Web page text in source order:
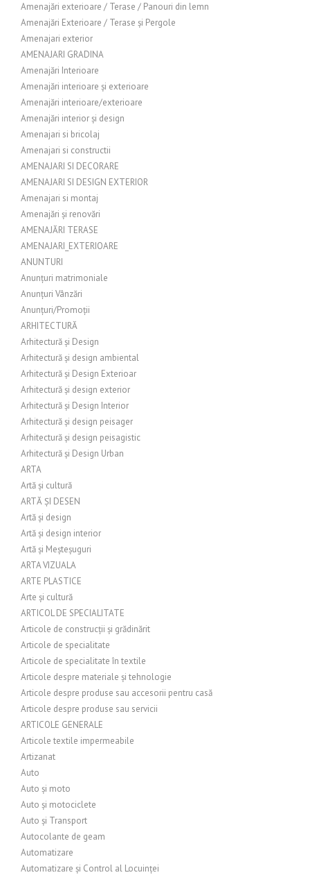
Amenajări exterioare / Terase / Panouri din lemn
Amenajări Exterioare / Terase și Pergole
Amenajari exterior
AMENAJARI GRADINA
Amenajări Interioare
Amenajări interioare și exterioare
Amenajări interioare/exterioare
Amenajări interior și design
Amenajari si bricolaj
Amenajari si constructii
AMENAJARI SI DECORARE
AMENAJARI SI DESIGN EXTERIOR
Amenajari si montaj
Amenajări și renovări
AMENAJĂRI TERASE
AMENAJARI_EXTERIOARE
ANUNTURI
Anunțuri matrimoniale
Anunțuri Vânzări
Anunțuri/Promoții
ARHITECTURĂ
Arhitectură și Design
Arhitectură și design ambiental
Arhitectură și Design Exterioar
Arhitectură și design exterior
Arhitectură și Design Interior
Arhitectură și design peisager
Arhitectură și design peisagistic
Arhitectură și Design Urban
ARTA
Artă și cultură
ARTĂ ȘI DESEN
Artă și design
Artă și design interior
Artă și Meșteșuguri
ARTA VIZUALA
ARTE PLASTICE
Arte și cultură
ARTICOL DE SPECIALITATE
Articole de construcții și grădinărit
Articole de specialitate
Articole de specialitate în textile
Articole despre materiale și tehnologie
Articole despre produse sau accesorii pentru casă
Articole despre produse sau servicii
ARTICOLE GENERALE
Articole textile impermeabile
Artizanat
Auto
Auto și moto
Auto și motociclete
Auto și Transport
Autocolante de geam
Automatizare
Automatizare și Control al Locuinței